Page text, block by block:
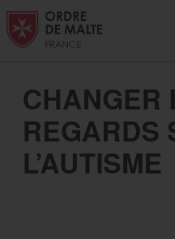
Aller au contenu
Aller à la recherche
Aller au menu
CHANGER
REGARDS
L’AUTISME